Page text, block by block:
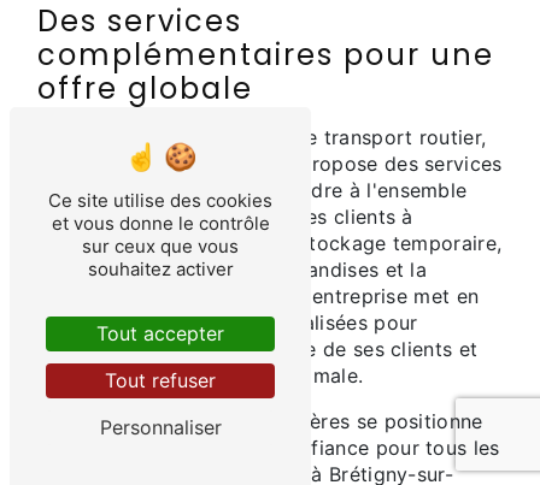
Des services
complémentaires pour une
offre globale
En plus de ses prestations de transport routier,
Transports Caudron Frères propose des services
complémentaires pour répondre à l'ensemble
des besoins logistiques de ses clients à
Brétigny-sur-Orge. Entre le stockage temporaire,
la gestion des flux de marchandises et la
traçabilité des expéditions, l'entreprise met en
place des solutions personnalisées pour
optimiser la chaîne logistique de ses clients et
garantir une satisfaction optimale.
Ainsi, Transports Caudron Frères se positionne
comme un partenaire de confiance pour tous les
besoins de transport routier à Brétigny-sur-
Ce site utilise des cookies
et vous donne le contrôle
sur ceux que vous
souhaitez activer
Tout accepter
Tout refuser
Personnaliser